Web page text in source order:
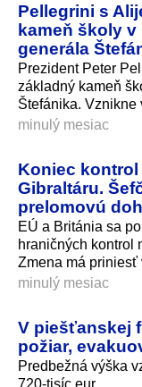
Pellegrini s
kameň školy v
generála
Prezident Peter
základný kameň
Štefánika. Vznikne
minulý mesiac
Koniec
Gibraltáru.
prelomovú
EÚ a Británia sa
hraničných kontrol
Zmena má
minulý mesiac
V piešťanskej
požiar,
Predbežná výška
720-tisíc eur.